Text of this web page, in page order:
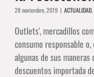
28 noviembre, 2019 | ACTUALIDAD,
Outlets', mercadillos
consumo responsable
algunas de sus
descuentos importada